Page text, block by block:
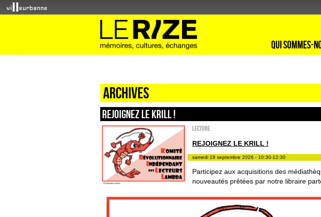
Qui sommes-
Archives
REJOIGNEZ LE KRILL !
Lecture
REJOIGNEZ LE KRILL !
samedi 19 septembre 2026 - 10:30-12:30
Participez aux acquisitions des
nouveautés prêtées par notre libraire